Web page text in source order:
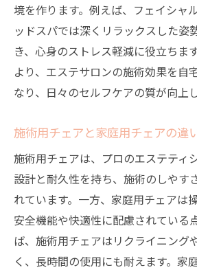
境を作ります。例えば、フェイシャ
ッドスパでは深くリラックスした姿
き、心身のストレス軽減に役立ちま
より、エステサロンの施術効果を自
なり、日々のセルフケアの質が向上し
施術用チェアと家庭用チェアの違
施術用チェアは、プロのエステティ
設計と耐久性を持ち、施術のしやす
れています。一方、家庭用チェアは
安全機能や快適性に配慮されている
ば、施術用チェアはリクライニング
く、長時間の使用にも耐えます。家